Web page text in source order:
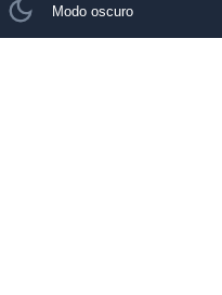
Modo oscuro